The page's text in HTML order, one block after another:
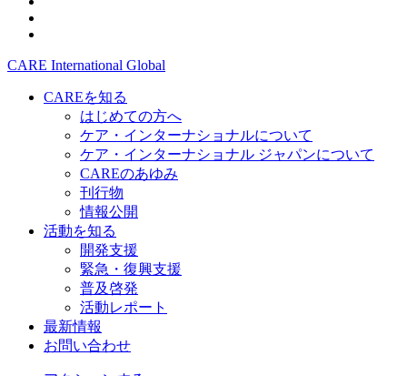
CARE International Global
CAREを知る
はじめての方へ
ケア・インターナショナルについて
ケア・インターナショナル ジャパンについて
CAREのあゆみ
刊行物
情報公開
活動を知る
開発支援
緊急・復興支援
普及啓発
活動レポート
最新情報
お問い合わせ